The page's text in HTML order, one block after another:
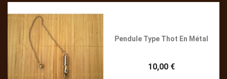
Pendule Type Thot En Métal
10,00 €